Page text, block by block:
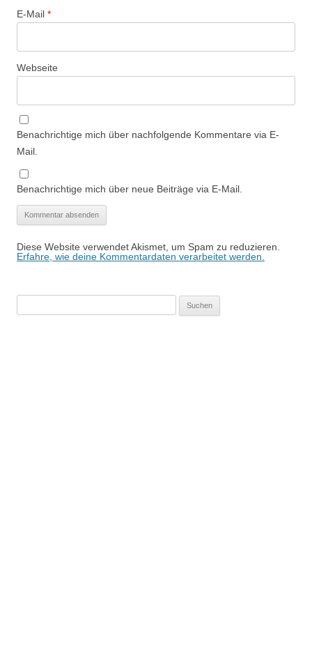
E-Mail *
Webseite
Benachrichtige mich über nachfolgende Kommentare via E-
Mail.
Benachrichtige mich über neue Beiträge via E-Mail.
Diese Website verwendet Akismet, um Spam zu reduzieren.
Erfahre, wie deine Kommentardaten verarbeitet werden.
nach: